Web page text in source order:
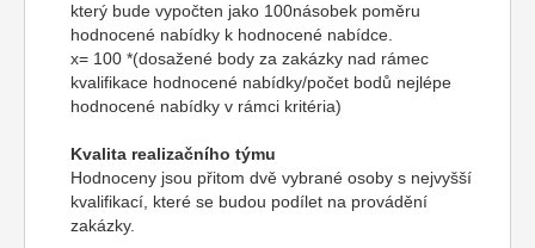
který bude vypočten jako 100násobek poměru
hodnocené nabídky k hodnocené nabídce.
x= 100 *(dosažené body za zakázky nad rámec
kvalifikace hodnocené nabídky/počet bodů nejlépe
hodnocené nabídky v rámci kritéria)
Kvalita realizačního týmu
Hodnoceny jsou přitom dvě vybrané osoby s nejvyšší
kvalifikací, které se budou podílet na provádění
zakázky.